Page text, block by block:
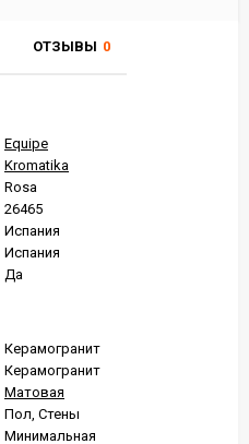
ОТЗЫВЫ 0
Equipe
Kromatika
Rosa
26465
Испания
Испания
Да
Керамогранит
Керамогранит
Матовая
Пол, Стены
Минимальная